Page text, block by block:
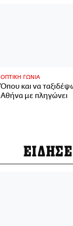
ΟΠΤΙΚΗ ΓΩΝΙΑ
Όπου και να
Αθήνα με πληγώνει